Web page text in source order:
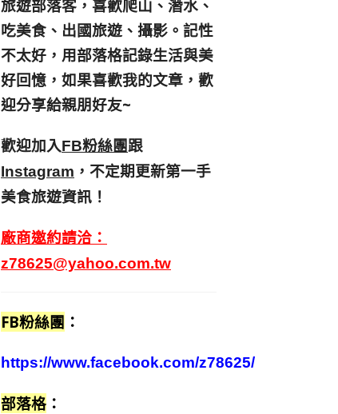
旅遊部落客， 喜歡爬山、潛水、
吃美食、出國旅遊、攝影。 記性
不太好，用部落格記錄生活與美
好回憶， 如果喜歡我的文章，歡
迎分享給親朋好友~
歡迎加入FB粉絲團跟
Instagram ，不定期更新第一手
美食旅遊資訊！
廠商邀約請洽：
z78625@yahoo.com.tw
FB粉絲團 ：
https://www.facebook.com/z78625/
部落格 ：